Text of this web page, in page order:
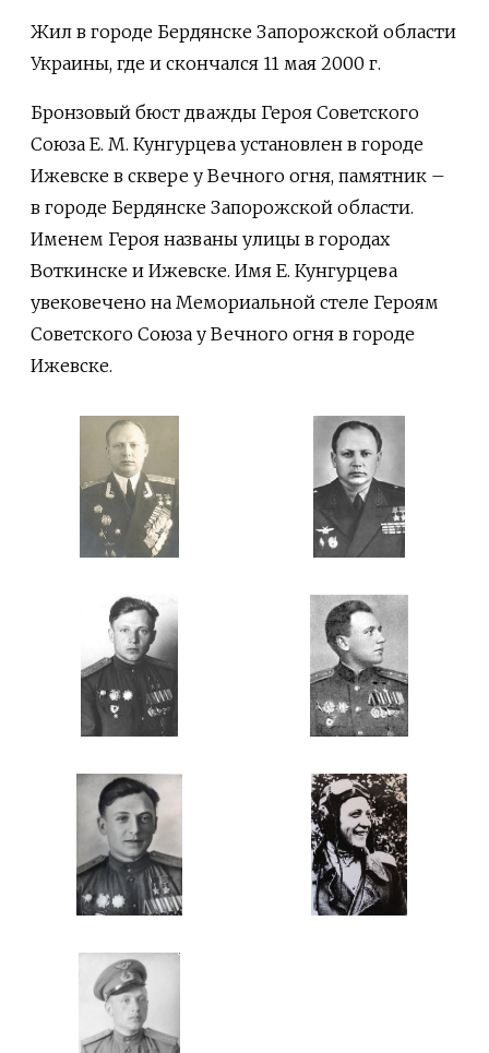
Жил в городе Бердянске Запорожской области
Украины, где и скончался 11 мая 2000 г.
Бронзовый бюст дважды Героя Советского
Союза Е. М. Кунгурцева установлен в городе
Ижевске в сквере у Вечного огня, памятник –
в городе Бердянске Запорожской области.
Именем Героя названы улицы в городах
Воткинске и Ижевске. Имя Е. Кунгурцева
увековечено на Мемориальной стеле Героям
Советского Союза у Вечного огня в городе
Ижевске.